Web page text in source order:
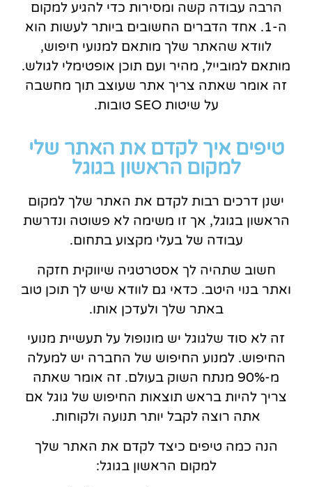
הרבה עבודה קשה ומסירות כדי להגיע למקום
ה-1. אחד הדברים החשובים ביותר לעשות הוא
לוודא שהאתר שלך מותאם למנועי חיפוש,
מותאם למובייל, מהיר ועם תוכן אופטימלי לגולש.
זה אומר שאתה צריך אתר שעוצב תוך מחשבה
על שיטות SEO טובות.
טיפים איך לקדם את האתר שלי
למקום הראשון בגוגל
ישנן דרכים רבות לקדם את האתר שלך למקום
הראשון בגוגל, אך זו משימה לא פשוטה ונדרשת
עבודה של בעלי מקצוע בתחום.
חשוב שתהיה לך אסטרטגיה שיווקית חזקה
ואתר בנוי היטב. כדאי גם לוודא שיש לך תוכן טוב
באתר שלך ולעדכן אותו.
זה לא סוד שלגוגל יש מונופול על תעשיית מנועי
החיפוש. למנוע החיפוש של החברה יש למעלה
מ-90% מנתח השוק בעולם. זה אומר שאתה
צריך להיות בראש תוצאות החיפוש של גוגל אם
אתה רוצה לקבל יותר תנועה ולקוחות.
הנה כמה טיפים כיצד לקדם את האתר שלך
למקום הראשון בגוגל: